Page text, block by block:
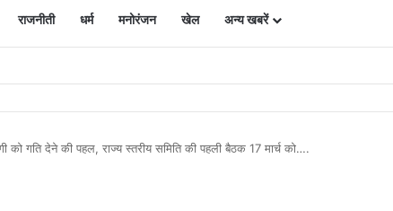
राजनीती धर्म मनोरंजन खेल अन्य खबरें
से किसानों में उत्साह, नैनो डीएपी और नैनो यूरिया बने किसानों के भरोसेमंद कृषि साथी…..
को गति देने की पहल, राज्य स्तरीय समिति की पहली बैठक 17 मार्च को….